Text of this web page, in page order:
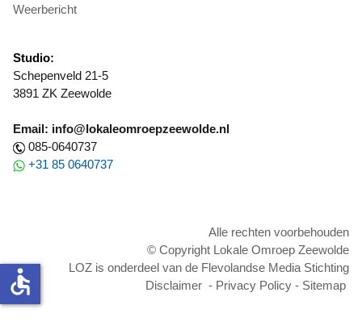
Weerbericht
Studio:
Schepenveld 21-5
3891 ZK Zeewolde
Email: info@lokaleomroepzeewolde.nl
085-0640737
+31 85 0640737
Alle rechten voorbehouden
© Copyright Lokale Omroep Zeewolde
LOZ is onderdeel van de Flevolandse Media Stichting
Disclaimer - Privacy Policy - Sitemap
accessible